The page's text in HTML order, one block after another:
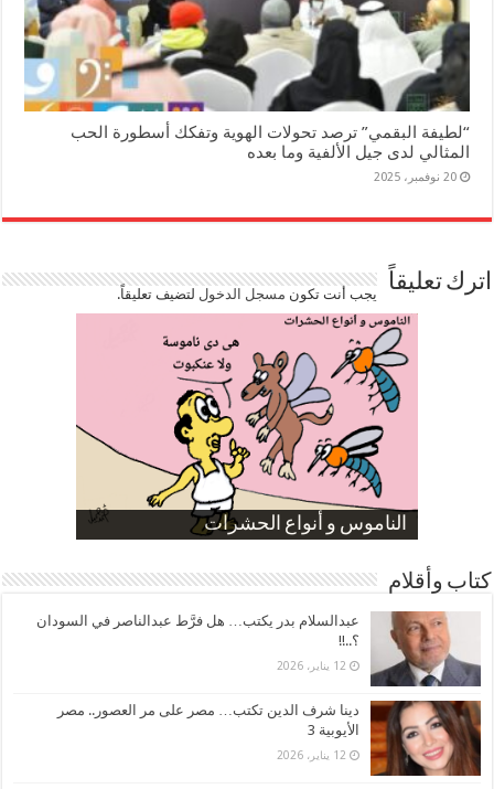
“لطيفة البقمي” ترصد تحولات الهوية وتفكك أسطورة الحب
المثالي لدى جيل الألفية وما بعده
20 نوفمبر، 2025
اترك تعليقاً يجب أنت تكون مسجل الدخوللتضيف تعليقاً.
الناموس و أنواع الحشرات
الموظفين بعد ارتفاع الأسعار
ارتفاع نسبة الطلاق في مصر
صورة كاركاتيرية
صورة كاركاتيرية
كتاب وأقلام
عبدالسلام بدر يكتب… هل فرَّط عبدالناصر في السودان
؟..!!
12 يناير، 2026
دينا شرف الدين تكتب… مصر على مر العصور.. مصر
الأيوبية 3
12 يناير، 2026